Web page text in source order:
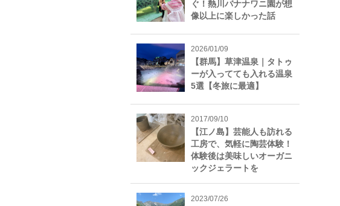
ぐ！熱川バナナワニ園が想
像以上に楽しかった話
2026/01/09
【群馬】草津温泉｜タトゥ
ーが入ってても入れる温泉
5選【冬旅に最適】
2017/09/10
【江ノ島】芸能人も訪れる
工房で、気軽に陶芸体験！
体験後は美味しいオーガニ
ックジェラートを
2023/07/26